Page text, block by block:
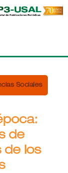
Sociales
de
de los